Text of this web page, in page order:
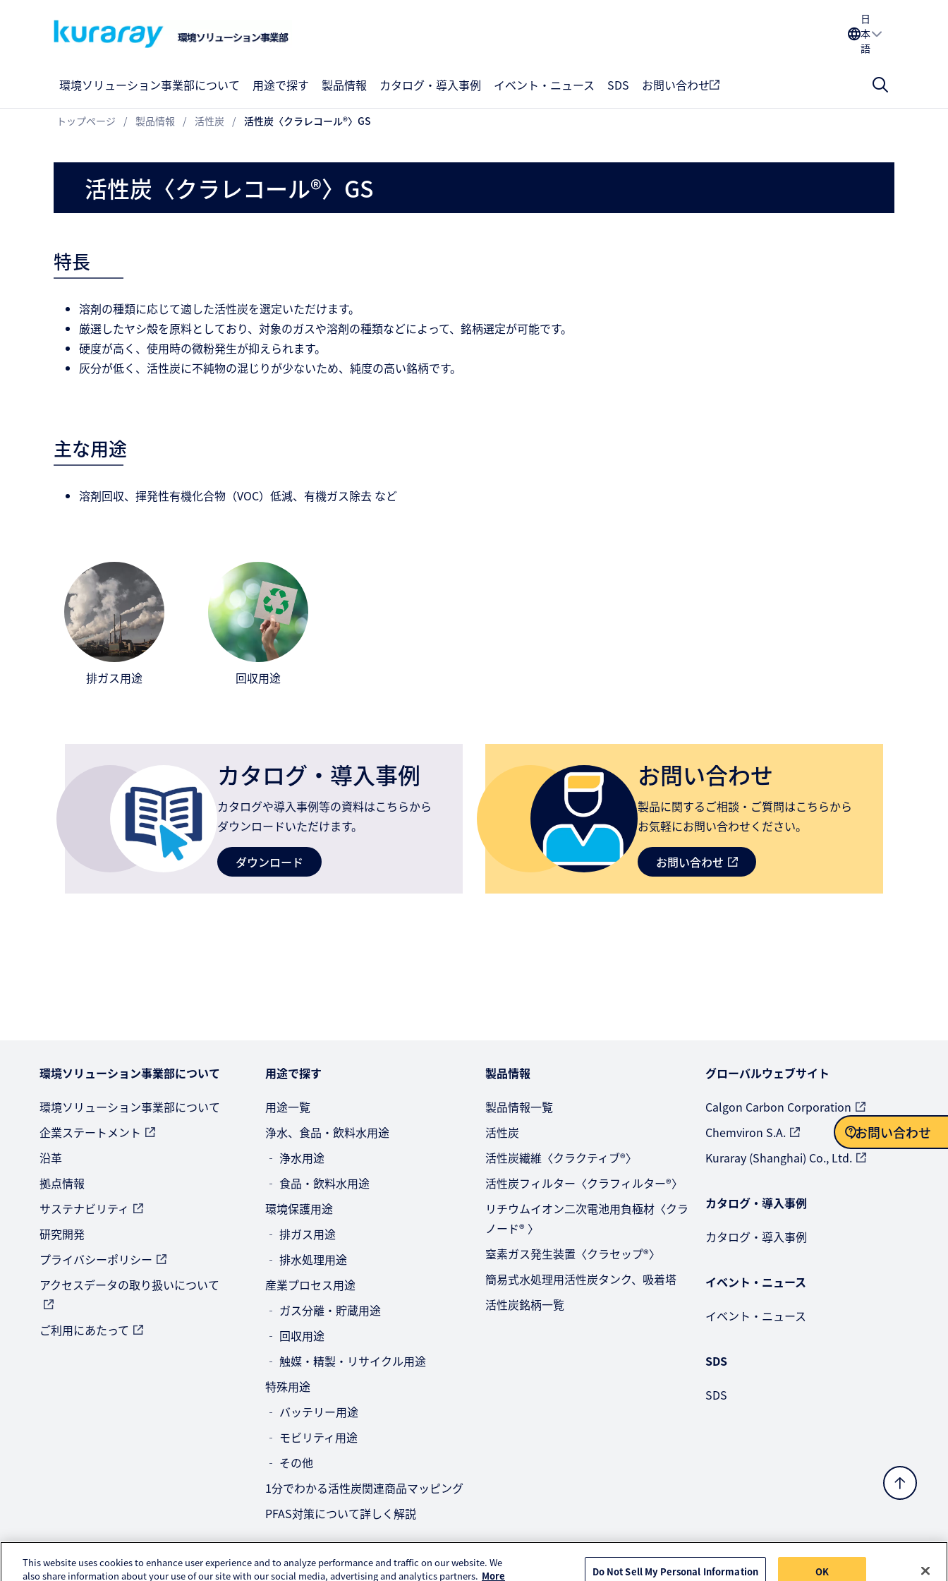
日
本
語
環境ソリューション事業部について 用途で探す 製品情報 カタログ・導入事例 イベント・ニュース SDS お問い合わせ
トップページ 製品情報 活性炭 活性炭〈クラレコール®〉GS
活性炭〈クラレコール®〉GS
特長
溶剤の種類に応じて適した活性炭を選定いただけます。
厳選したヤシ殻を原料としており、対象のガスや溶剤の種類などによって、銘柄選定が可能です。
硬度が高く、使用時の微粉発生が抑えられます。
灰分が低く、活性炭に不純物の混じりが少ないため、純度の高い銘柄です。
主な用途
溶剤回収、揮発性有機化合物（VOC）低減、有機ガス除去 など
排ガス用途 回収用途
カタログ・導入事例
カタログや導入事例等の資料はこちらから
ダウンロードいただけます。
ダウンロード
お問い合わせ
製品に関するご相談・ご質問はこちらから
お気軽にお問い合わせください。
お問い合わせ
お問い合わせ
環境ソリューション事業部について
環境ソリューション事業部について
企業ステートメント
沿革
拠点情報
サステナビリティ
研究開発
プライバシーポリシー
アクセスデータの取り扱いについて
ご利用にあたって
用途で探す
用途一覧
浄水、食品・飲料水用途
‐ 浄水用途
‐ 食品・飲料水用途
環境保護用途
‐ 排ガス用途
‐ 排水処理用途
産業プロセス用途
‐ ガス分離・貯蔵用途
‐ 回収用途
‐ 触媒・精製・リサイクル用途
特殊用途
‐ バッテリー用途
‐ モビリティ用途
‐ その他
1分でわかる活性炭関連商品マッピング
PFAS対策について詳しく解説
製品情報
製品情報一覧
活性炭
活性炭繊維〈クラクティブ®〉
活性炭フィルター〈クラフィルター®〉
リチウムイオン二次電池用負極材〈クラ
ノード® 〉
窒素ガス発生装置〈クラセップ®〉
簡易式水処理用活性炭タンク、吸着塔
活性炭銘柄一覧
グローバルウェブサイト
Calgon Carbon Corporation
Chemviron S.A.
Kuraray (Shanghai) Co., Ltd.
カタログ・導入事例
カタログ・導入事例
イベント・ニュース
イベント・ニュース
SDS
SDS
This website uses cookies to enhance user experience and to analyze performance and traffic on our website. We
also share information about your use of our site with our social media, advertising and analytics partners. More Do Not Sell My Personal Information OK